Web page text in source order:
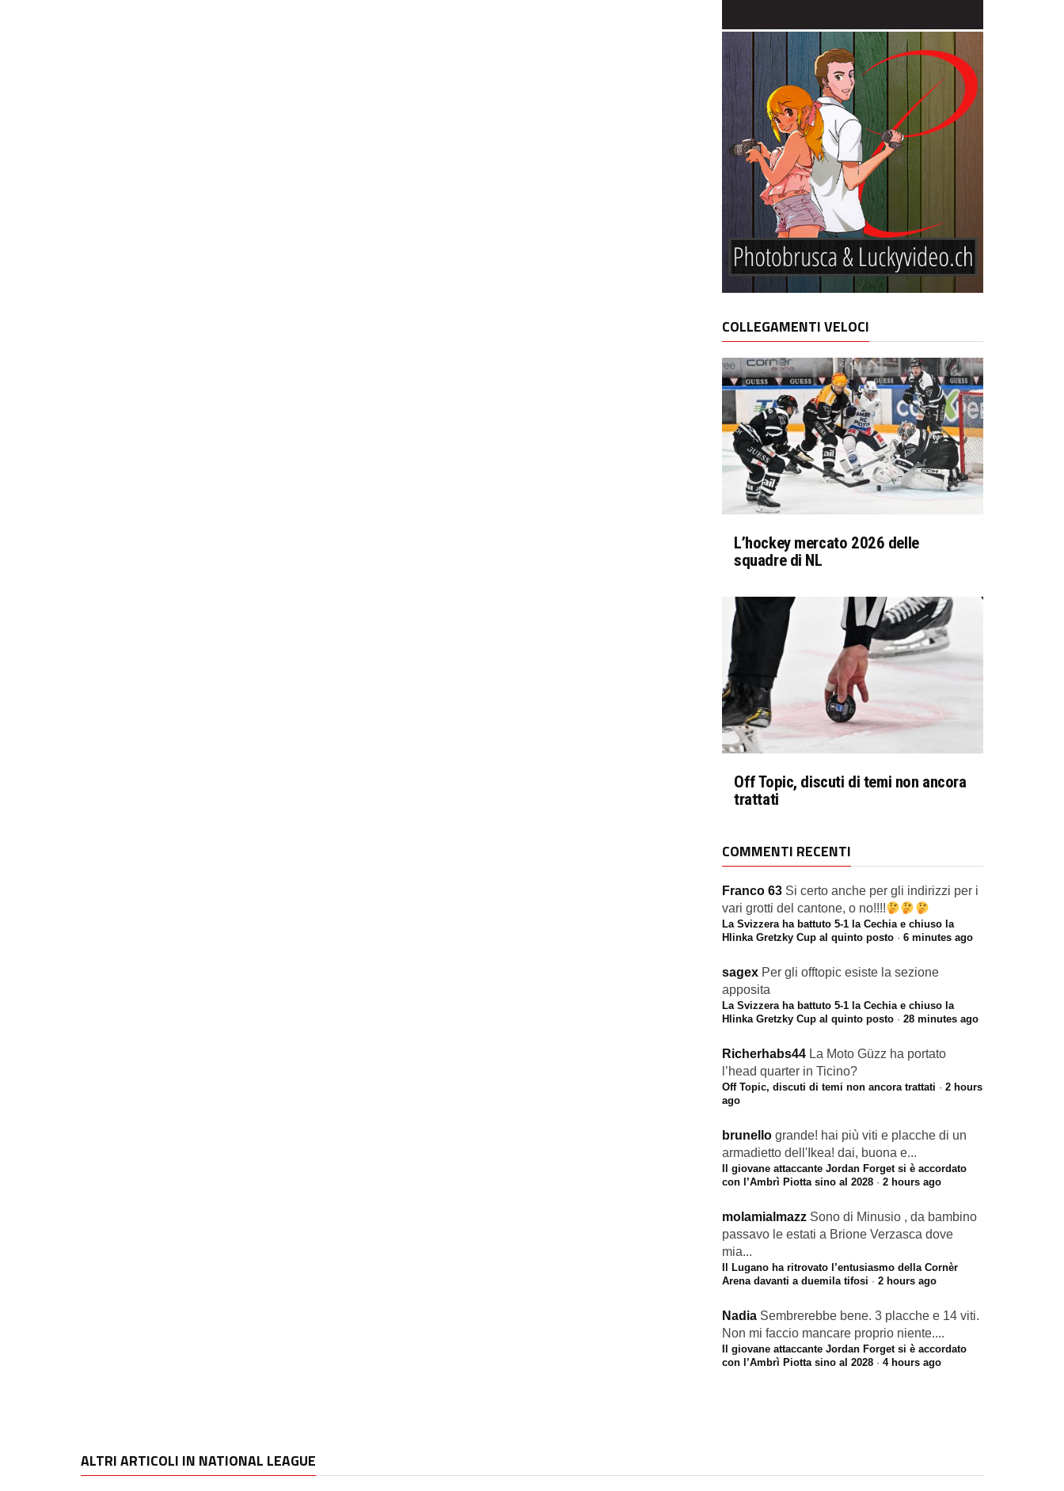
COLLEGAMENTI VELOCI
L’hockey mercato 2026 delle
squadre di NL
Off Topic, discuti di temi non ancora
trattati
COMMENTI RECENTI
Franco 63 Si certo anche per gli indirizzi per i
vari grotti del cantone, o no!!!!
La Svizzera ha battuto 5-1 la Cechia e chiuso la
Hlinka Gretzky Cup al quinto posto · 6 minutes ago
sagex Per gli offtopic esiste la sezione
apposita
La Svizzera ha battuto 5-1 la Cechia e chiuso la
Hlinka Gretzky Cup al quinto posto · 28 minutes ago
Richerhabs44 La Moto Güzz ha portato
l’head quarter in Ticino?
Off Topic, discuti di temi non ancora trattati · 2 hours
ago
brunello grande! hai più viti e placche di un
armadietto dell'Ikea! dai, buona e...
Il giovane attaccante Jordan Forget si è accordato
con l’Ambrì Piotta sino al 2028 · 2 hours ago
molamialmazz Sono di Minusio , da bambino
passavo le estati a Brione Verzasca dove
mia...
Il Lugano ha ritrovato l’entusiasmo della Cornèr
Arena davanti a duemila tifosi · 2 hours ago
Nadia Sembrerebbe bene. 3 placche e 14 viti.
Non mi faccio mancare proprio niente....
Il giovane attaccante Jordan Forget si è accordato
con l’Ambrì Piotta sino al 2028 · 4 hours ago
ALTRI ARTICOLI IN NATIONAL LEAGUE